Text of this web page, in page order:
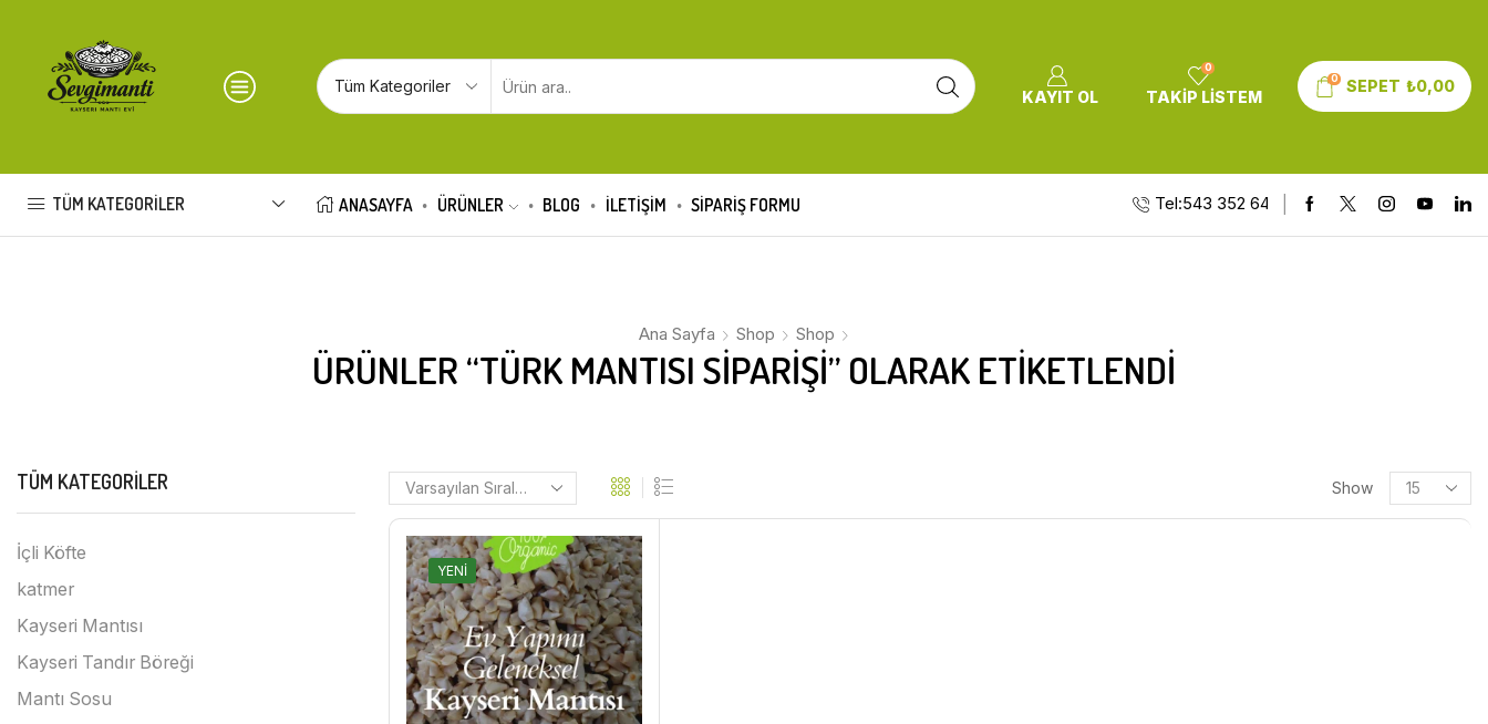
KAYIT OL
0
TAKIP LISTEM
0 SEPET ₺0,00
TÜM KATEGORILER ANASAYFA ÜRÜNLER BLOG İLETİŞİM SIPARIŞ FORMU Tel:543 352 64 10
Ana Sayfa Shop Shop
ÜRÜNLER “TÜRK MANTISI SIPARIŞI” OLARAK ETIKETLENDI
Show
YENI
TÜM KATEGORILER
İçli Köfte
katmer
Kayseri Mantısı
Kayseri Tandır Böreği
Mantı Sosu